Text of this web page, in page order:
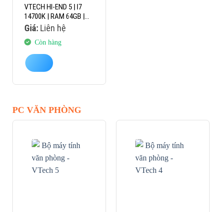
VTECH HI-END 5 | I7
14700K | RAM 64GB |
RTX 5070TI
Giá:Liên hệ
Còn hàng
PC VĂN PHÒNG
-12% -15%